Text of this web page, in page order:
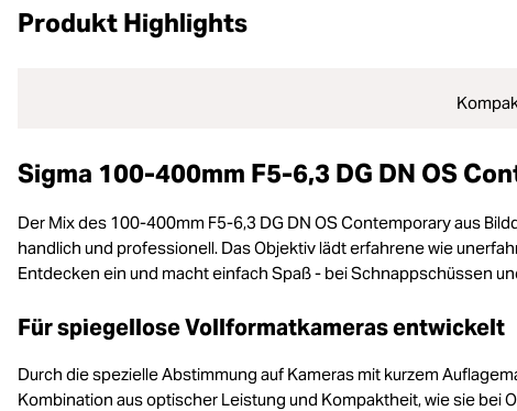
Produkt Highlights
Sigma 100-400mm F5-6,3 DG DN OS
Der Mix des 100-400mm F5-6,3 DG DN OS Contemporary aus
handlich und professionell. Das Objektiv lädt erfahrene wie
Entdecken ein und macht einfach Spaß - bei Schnappschüssen
Für spiegellose Vollformatkameras entwickelt
Durch die spezielle Abstimmung auf Kameras mit kurzem
Kombination aus optischer Leistung und Kompaktheit, wie sie